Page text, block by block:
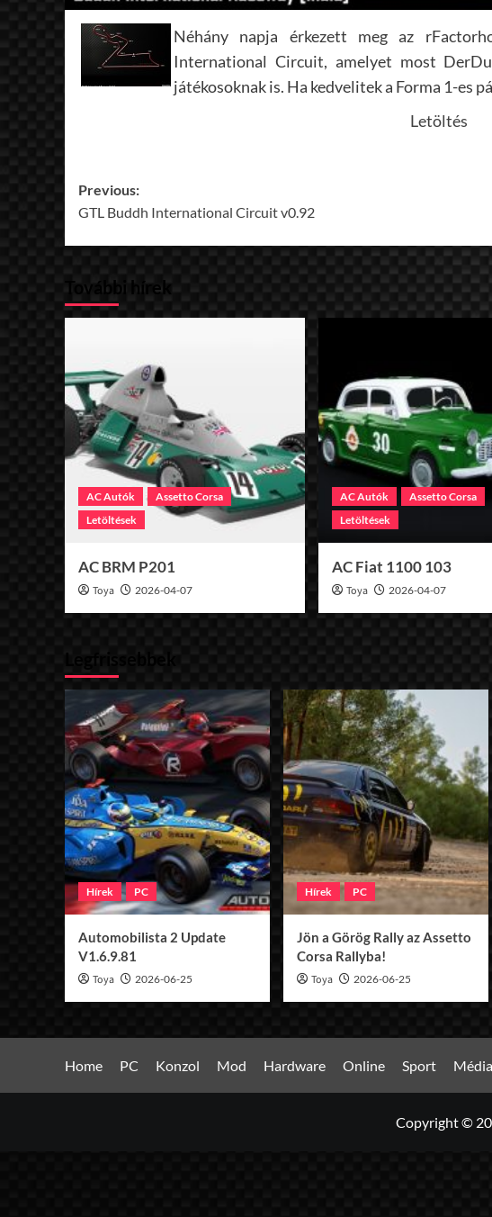
Néhány napja érkezett meg az
International Circuit, amelyet most
játékosoknak is. Ha kedvelitek a Forma 1-es
Letöltés
Post
navigation
Previous:
GTL Buddh International Circuit v0.92
További hírek
AC Autók
Assetto Corsa
Letöltések
AC BRM P201
Toya 2026-04-07
AC Autók
Assetto Corsa
Letöltések
AC Fiat 1100 103
Toya 2026-04-07
Legfrissebbek
Hírek PC
Automobilista 2 Update
V1.6.9.81
Toya 2026-06-25
Hírek PC
Jön a Görög Rally az Assetto
Corsa Rallyba!
Toya 2026-06-25
Home PC Konzol Mod Hardware Online Sport Média
Copyright ©